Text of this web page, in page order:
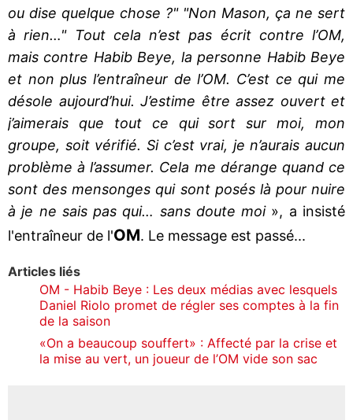
ou dise quelque chose ?" "Non Mason, ça ne sert
à rien…" Tout cela n’est pas écrit contre l’OM,
mais contre Habib Beye, la personne Habib Beye
et non plus l’entraîneur de l’OM. C’est ce qui me
désole aujourd’hui. J’estime être assez ouvert et
j’aimerais que tout ce qui sort sur moi, mon
groupe, soit vérifié. Si c’est vrai, je n’aurais aucun
problème à l’assumer. Cela me dérange quand ce
sont des mensonges qui sont posés là pour nuire
à je ne sais pas qui… sans doute moi», a insisté
l'entraîneur de l'OM. Le message est passé...
Articles liés
OM - Habib Beye : Les deux médias avec lesquels
Daniel Riolo promet de régler ses comptes à la fin
de la saison
«On a beaucoup souffert» : Affecté par la crise et
la mise au vert, un joueur de l’OM vide son sac